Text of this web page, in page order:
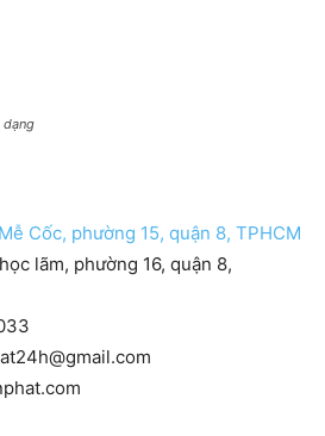
dạng
Cốc, phường 15, quận 8, TPHCM
lãm, phường 16, quận 8,